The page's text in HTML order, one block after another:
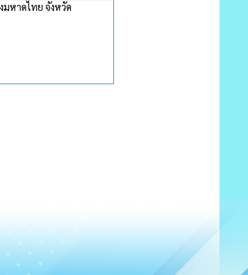
มหาดไทย จังหวัด